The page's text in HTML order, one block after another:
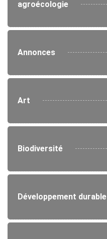
agroécologie
Annonces
Art
Biodiversité
Développement durable